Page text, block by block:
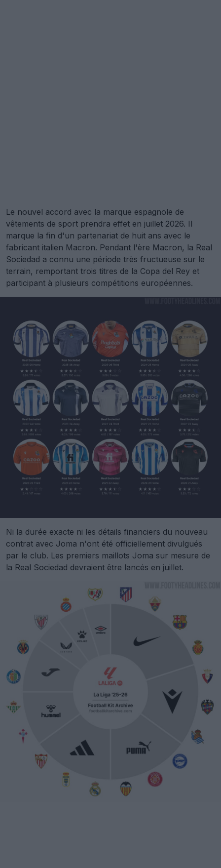
Le nouvel accord avec la marque espagnole de
vêtements de sport prendra effet en juillet 2026. Il
marque la fin d'un partenariat de huit ans avec le
fabricant italien Macron. Pendant l'ère Macron, la Real
Sociedad a connu une période très fructueuse sur le
terrain, remportant trois titres de la Copa del Rey et
participant à plusieurs compétitions européennes.
Ni la durée exacte ni les détails financiers du nouveau
contrat avec Joma n'ont été officiellement divulgués
par le club. Les premiers maillots Joma sur mesure de
la Real Sociedad devraient être lancés en juillet.